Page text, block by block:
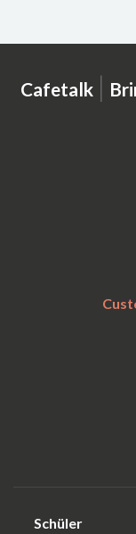
Cafetalk |
Schüler